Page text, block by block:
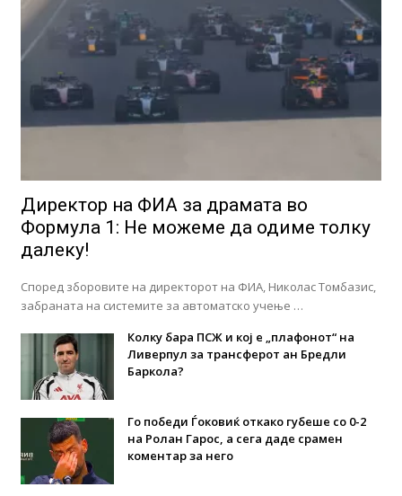
Директор на ФИА за драмата во
Формула 1: Не можеме да одиме толку
далеку!
Според зборовите на директорот на ФИА, Николас Томбазис,
забраната на системите за автоматско учење …
Колку бара ПСЖ и кој е „плафонот“ на
Ливерпул за трансферот ан Бредли
Баркола?
Го победи Ѓоковиќ откако губеше со 0-2
на Ролан Гарос, а сега даде срамен
коментар за него